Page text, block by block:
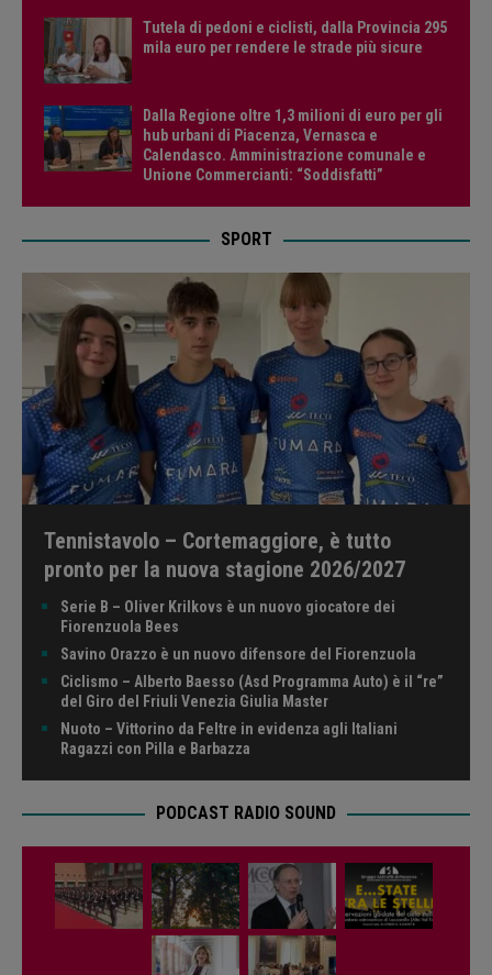
Tutela di pedoni e ciclisti, dalla Provincia 295
mila euro per rendere le strade più sicure
Dalla Regione oltre 1,3 milioni di euro per gli
hub urbani di Piacenza, Vernasca e
Calendasco. Amministrazione comunale e
Unione Commercianti: “Soddisfatti”
SPORT
Tennistavolo – Cortemaggiore, è tutto
pronto per la nuova stagione 2026/2027
Serie B – Oliver Krilkovs è un nuovo giocatore dei
Fiorenzuola Bees
Savino Orazzo è un nuovo difensore del Fiorenzuola
Ciclismo – Alberto Baesso (Asd Programma Auto) è il “re”
del Giro del Friuli Venezia Giulia Master
Nuoto – Vittorino da Feltre in evidenza agli Italiani
Ragazzi con Pilla e Barbazza
PODCAST RADIO SOUND